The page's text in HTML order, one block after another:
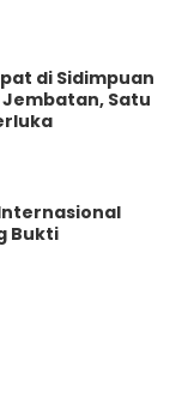
di Sidimpuan
Satu
Bukti